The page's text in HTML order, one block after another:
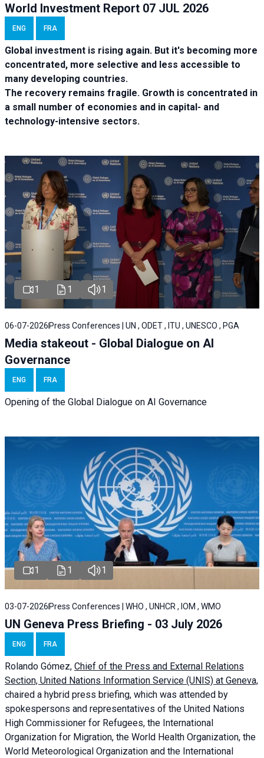
World Investment Report 07 JUL 2026
ENG FRA
Global investment is rising again. But it's becoming more
concentrated, more selective and less accessible to
many developing countries.
The recovery remains fragile. Growth is concentrated in
a small number of economies and in capital- and
technology-intensive sectors.
1 1 1
06-07-2026 Press Conferences | UN , ODET , ITU , UNESCO , PGA
Media stakeout - Global Dialogue on AI
Governance
ENG FRA
Opening of the Global Dialogue on AI Governance
1 1 1
03-07-2026 Press Conferences | WHO , UNHCR , IOM , WMO
UN Geneva Press Briefing - 03 July 2026
ENG FRA
Rolando Gómez, Chief of the Press and External Relations
Section, United Nations Information Service (UNIS) at Geneva,
chaired a hybrid press briefing, which was attended by
spokespersons and representatives of the United Nations
High Commissioner for Refugees, the International
Organization for Migration, the World Health Organization, the
World Meteorological Organization and the International